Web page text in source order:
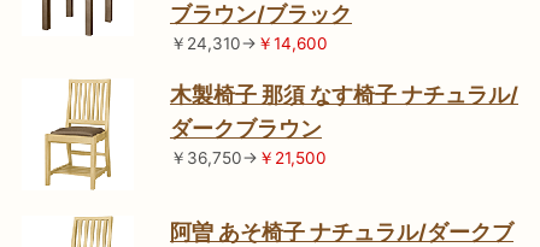
ブラウン/ブラック
￥24,310→ ￥14,600
木製椅子 那須 なす椅子 ナチュラル/
ダークブラウン
￥36,750→ ￥21,500
阿曽 あそ椅子 ナチュラル/ダークブ